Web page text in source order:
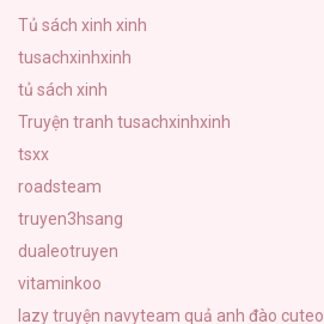
Tủ sách xinh xinh
tusachxinhxinh
tủ sách xinh
Truyện tranh tusachxinhxinh
tsxx
roadsteam
truyen3hsang
dualeotruyen
vitaminkoo
lazy truyện navyteam quả anh đào cuteo